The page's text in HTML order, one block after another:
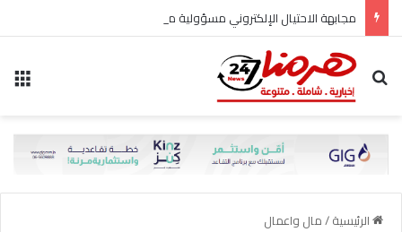
مجابهة الاحتيال الإلكتروني مسؤولية مشتركة
بحث عن
الرئيسية/مال واعمال